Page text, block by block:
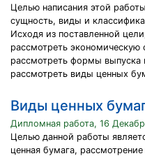
Целью написания этой
сущность, виды и
Исходя из поставленной
рассмотреть экономическую
рассмотреть формы выпуска
рассмотреть виды ценных
Виды ценных
Дипломная работа, 16
Целью данной работы
ценная бумага,